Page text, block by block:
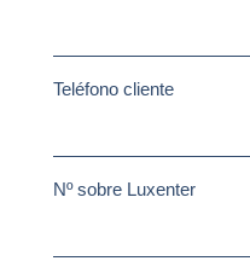
Teléfono cliente
Nº sobre Luxenter